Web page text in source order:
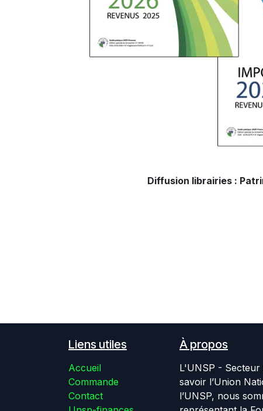
Diffusion librairies :
Liens utiles
Accueil
Commande
Contact
À propos
L'UNSP - Secteur
savoir l’Union
l’UNSP, nous